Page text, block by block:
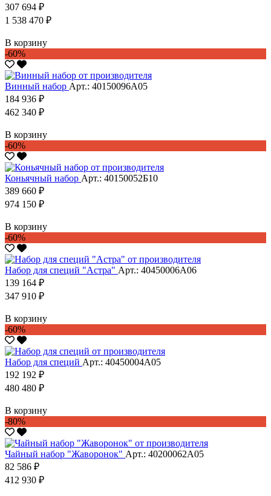
307 694 ₽
1 538 470 ₽
В корзину
-60%
Винный набор Арт.: 40150096А05
184 936 ₽
462 340 ₽
В корзину
-60%
Коньячный набор Арт.: 40150052Б10
389 660 ₽
974 150 ₽
В корзину
-60%
Набор для специй "Астра" Арт.: 40450006А06
139 164 ₽
347 910 ₽
В корзину
-60%
Набор для специй Арт.: 40450004А05
192 192 ₽
480 480 ₽
В корзину
-80%
Чайный набор "Жаворонок" Арт.: 40200062А05
82 586 ₽
412 930 ₽